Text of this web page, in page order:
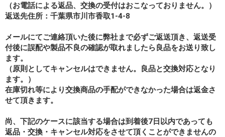
（お電話による返品、交換の受付はおこなっておりません。）
返送先住所：千葉県市川市香取1-4-8
メールにてご連絡頂いた後に弊社まで必ずご返送頂き、返送受
付後に誤配や製品不良の確認が取れましたら良品をお送り致し
ます。
（原則としてキャンセルはできません。良品と交換対応となり
ます。）
在庫切れ等により交換商品の手配ができなかった場合は返金さ
せて頂きます。
尚、下記のケースに該当する場合は到着後7日以内であっても
返品・交換・キャンセル対応をさせて頂くことができませんの